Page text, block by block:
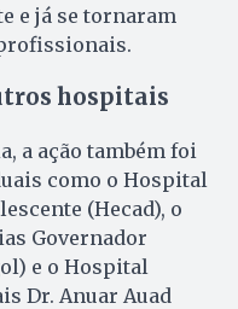
e já se tornaram
hospitais
a ação também foi
como o Hospital
(Hecad), o
Governador
e o Hospital
Dr. Anuar Auad